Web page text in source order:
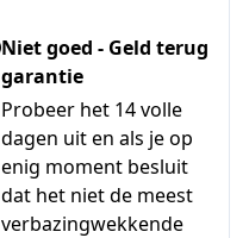
Niet goed - Geld terug
garantie
Probeer het 14 volle
dagen uit en als je op
enig moment besluit
dat het niet de meest
verbazingwekkende